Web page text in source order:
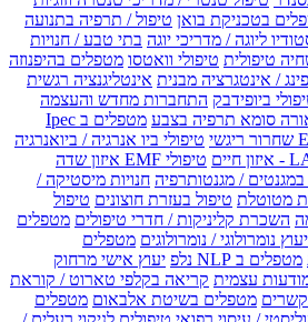
בטכניקת בואן טיפול / תרפיה בתנועה
ליוגה / מדריכי יוגה בתי טבע / חנויות
טיפולית טיפולי וואטסו מטפלים בהיפנוזה
/ אינטגרציה מבנית אינטליגנציה רגשית
ביופידבק התחברות מחדש והעצמה
סומא תרפיה בצבע
מטפלים ב Ipec
טיפולי ביו אנרגיה / ביואנרגיה
טיפולי EMF איזון שדה
במגנטים / מגנטותרפיה חנויות מיסטיקה /
מטוטלת טיפול בעזרת חוצונים טיפול
השכרת קליניקות / חדרי טיפולים מטפלים
יעוץ נומרולוגי / נומרולוגים מטפלים
מטפלים ב NLP נלפ
יעוץ אישי מרחוק
עצמית קריאה בקלפי טארוט / קוראת
מטפלים בשיטת אלבאום מטפלים